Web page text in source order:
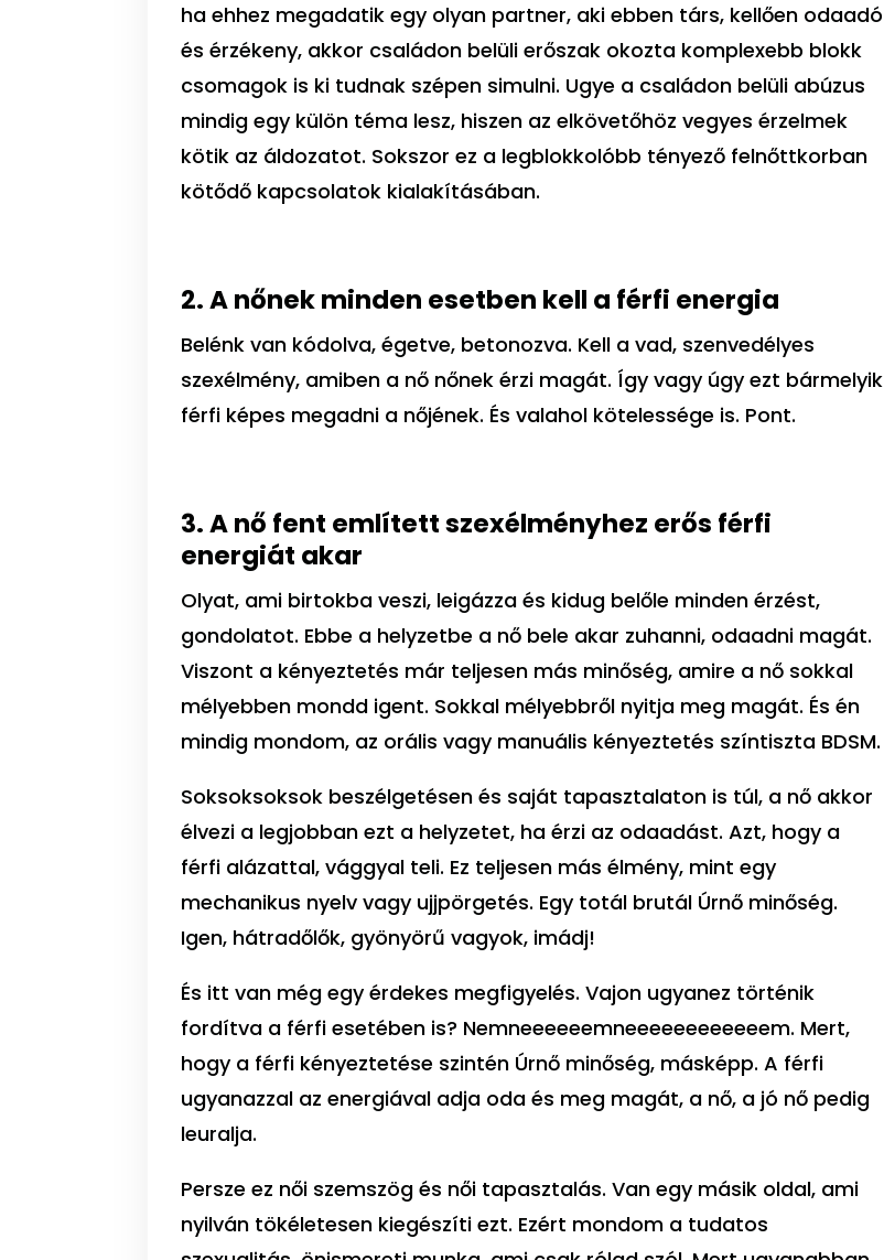
ha ehhez megadatik egy olyan partner, aki ebben társ, kellően odaadó
és érzékeny, akkor családon belüli erőszak okozta komplexebb blokk
csomagok is ki tudnak szépen simulni. Ugye a családon belüli abúzus
mindig egy külön téma lesz, hiszen az elkövetőhöz vegyes érzelmek
kötik az áldozatot. Sokszor ez a legblokkolóbb tényező felnőttkorban
kötődő kapcsolatok kialakításában.
2. A nőnek minden esetben kell a férfi energia
Belénk van kódolva, égetve, betonozva. Kell a vad, szenvedélyes
szexélmény, amiben a nő nőnek érzi magát. Így vagy úgy ezt bármelyik
férfi képes megadni a nőjének. És valahol kötelessége is. Pont.
3. A nő fent említett szexélményhez erős férfi
energiát akar
Olyat, ami birtokba veszi, leigázza és kidug belőle minden érzést,
gondolatot. Ebbe a helyzetbe a nő bele akar zuhanni, odaadni magát.
Viszont a kényeztetés már teljesen más minőség, amire a nő sokkal
mélyebben mondd igent. Sokkal mélyebbről nyitja meg magát. És én
mindig mondom, az orális vagy manuális kényeztetés színtiszta BDSM.
Soksoksoksok beszélgetésen és saját tapasztalaton is túl, a nő akkor
élvezi a legjobban ezt a helyzetet, ha érzi az odaadást. Azt, hogy a
férfi alázattal, vággyal teli. Ez teljesen más élmény, mint egy
mechanikus nyelv vagy ujjpörgetés. Egy totál brutál Úrnő minőség.
Igen, hátradőlők, gyönyörű vagyok, imádj!
És itt van még egy érdekes megfigyelés. Vajon ugyanez történik
fordítva a férfi esetében is? Nemneeeeeemneeeeeeeeeeeem. Mert,
hogy a férfi kényeztetése szintén Úrnő minőség, másképp. A férfi
ugyanazzal az energiával adja oda és meg magát, a nő, a jó nő pedig
leuralja.
Persze ez női szemszög és női tapasztalás. Van egy másik oldal, ami
nyilván tökéletesen kiegészíti ezt. Ezért mondom a tudatos